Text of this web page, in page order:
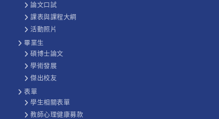
論文口試
課表與課程大綱
活動照片
畢業生
碩博士論文
學術發展
傑出校友
表單
學生相關表單
教師心理健康募款